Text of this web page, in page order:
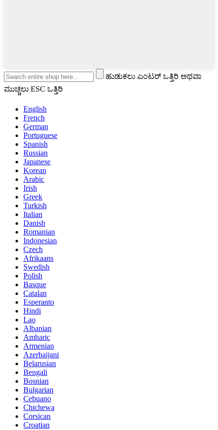
ಹುಡುಕಲು ಎಂಟರ್ ಒತ್ತಿರಿ ಅಥವಾ
ಮುಚ್ಚಲು ESC ಒತ್ತಿರಿ
English
French
German
Portuguese
Spanish
Russian
Japanese
Korean
Arabic
Irish
Greek
Turkish
Italian
Danish
Romanian
Indonesian
Czech
Afrikaans
Swedish
Polish
Basque
Catalan
Esperanto
Hindi
Lao
Albanian
Amharic
Armenian
Azerbaijani
Belarusian
Bengali
Bosnian
Bulgarian
Cebuano
Chichewa
Corsican
Croatian